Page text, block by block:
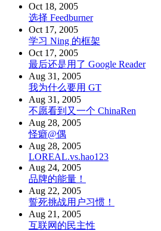
Oct 18, 2005
选择 Feedburner
Oct 17, 2005
学习 Ning 的框架
Oct 17, 2005
最后还是用了 Google Reader
Aug 31, 2005
我为什么要用 GT
Aug 31, 2005
不愿看到又一个 ChinaRen
Aug 28, 2005
怪癖@偶
Aug 28, 2005
LOREAL.vs.hao123
Aug 24, 2005
品牌的能量！
Aug 22, 2005
誓死挑战用户习惯！
Aug 21, 2005
互联网的民主性